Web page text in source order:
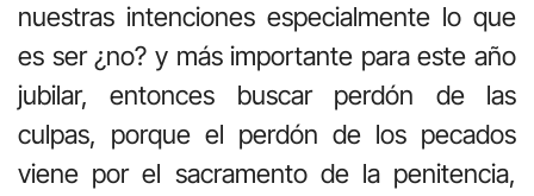
nuestras intenciones especialmente lo que
es ser ¿no? y más importante para este año
jubilar, entonces buscar perdón de las
culpas, porque el perdón de los pecados
viene por el sacramento de la penitencia,